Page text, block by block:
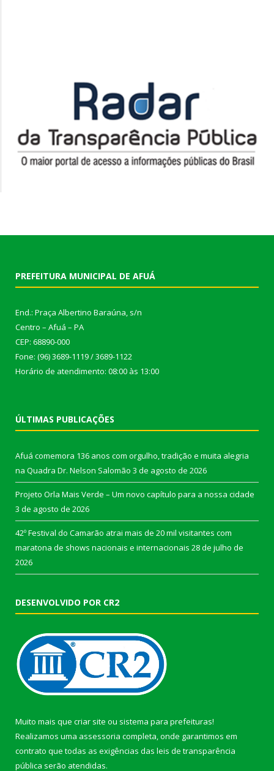
PREFEITURA MUNICIPAL DE AFUÁ
End.: Praça Albertino Baraúna, s/n
Centro – Afuá – PA
CEP: 68890-000
Fone: (96) 3689-1119 / 3689-1122
Horário de atendimento: 08:00 às 13:00
ÚLTIMAS PUBLICAÇÕES
Afuá comemora 136 anos com orgulho, tradição e muita alegria
na Quadra Dr. Nelson Salomão 3 de agosto de 2026
Projeto Orla Mais Verde – Um novo capítulo para a nossa cidade
3 de agosto de 2026
42º Festival do Camarão atrai mais de 20 mil visitantes com
maratona de shows nacionais e internacionais 28 de julho de
2026
DESENVOLVIDO POR CR2
Muito mais que criar site ou sistema para prefeituras!
Realizamos uma assessoria completa, onde garantimos em
contrato que todas as exigências das leis de transparência
pública serão atendidas.